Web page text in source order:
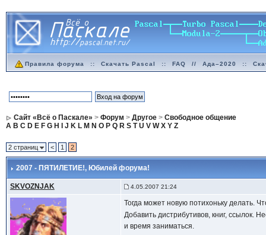
Правила форума :: Скачать Pascal :: FAQ // Ада–2020 ::
Сайт «Всё о Паскале» > Форум > Другое> Свободное общение
A B C D E F G H J K L M N O P Q R S T U V W X Y Z
2 страниц < 1 2
2007 - ПЯТИЛЕТИЕ!, Юбилей форума!
SKVOZNJAK 4.05.2007 21:24
Тогда может новую потихоньку делать.
Добавить дистрибутивов, книг, ссылок.
и время заниматься.